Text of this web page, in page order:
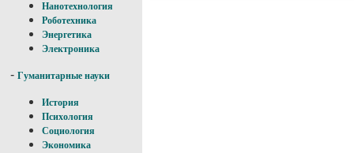
Нанотехнология
Роботехника
Энергетика
Электроника
- Гуманитарные науки
История
Психология
Социология
Экономика